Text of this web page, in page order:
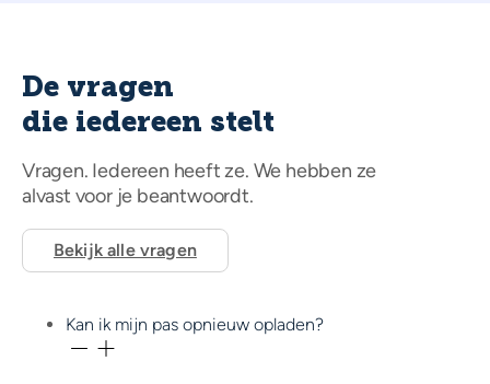
De vragen
die iedereen stelt
Vragen. Iedereen heeft ze. We hebben ze
alvast voor je beantwoordt.
Bekijk alle vragen
Kan ik mijn pas opnieuw opladen?